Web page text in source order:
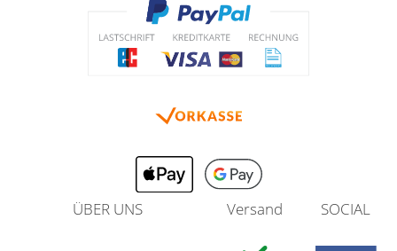
ÜBER UNS Versand SOCIAL